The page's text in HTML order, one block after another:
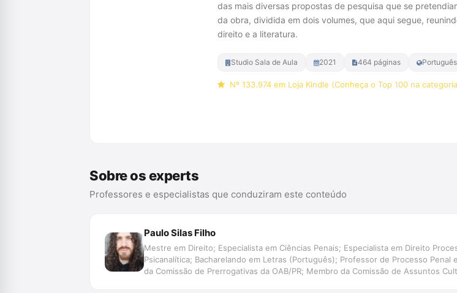
das mais diversas propostas de pesquisa que se
da obra, dividida em dois volumes, que aqui segue,
direito e a literatura.
Studio Sala de Aula 2021 464 páginas Português
Nº 133.974 em Loja Kindle (Conheça o Top 100 na
Sobre os experts
Professores e especialistas que conduziram este conteúdo
Paulo Silas Filho
Mestre em Direito; Especialista em Ciências Penais; Especialista em Direito
Psicanalítica; Bacharelando em Letras (Português); Professor de Processo
da Comissão de Prerrogativas da OAB/PR; Membro da Comissão de Assuntos